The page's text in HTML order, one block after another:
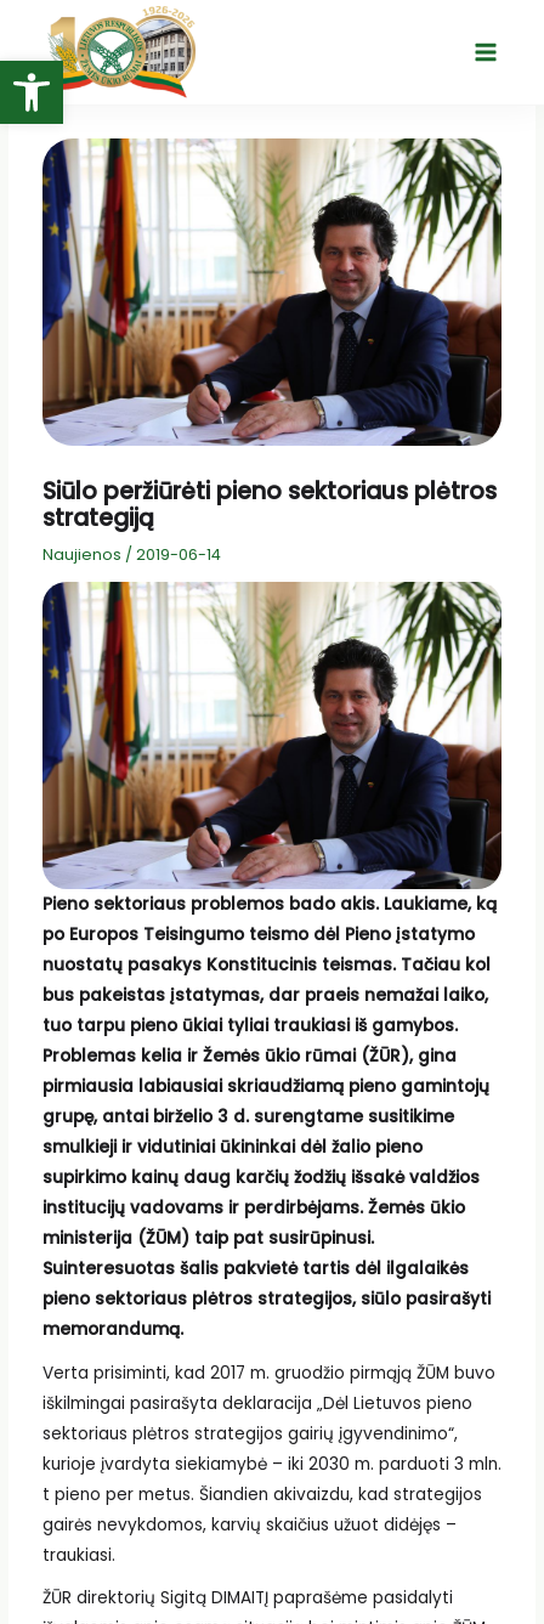
Open toolbar
turinio
Main
Siūlo peržiūrėti pieno sektoriaus plėtros
strategiją
Naujienos / 2019-06-14
Pieno sektoriaus problemos bado akis. Laukiame, ką
po Europos Teisingumo teismo dėl Pieno įstatymo
nuostatų pasakys Konstitucinis teismas. Tačiau kol
bus pakeistas įstatymas, dar praeis nemažai laiko,
tuo tarpu pieno ūkiai tyliai traukiasi iš gamybos.
Problemas kelia ir Žemės ūkio rūmai (ŽŪR), gina
pirmiausia labiausiai skriaudžiamą pieno gamintojų
grupę, antai birželio 3 d. surengtame susitikime
smulkieji ir vidutiniai ūkininkai dėl žalio pieno
supirkimo kainų daug karčių žodžių išsakė valdžios
institucijų vadovams ir perdirbėjams. Žemės ūkio
ministerija (ŽŪM) taip pat susirūpinusi.
Suinteresuotas šalis pakvietė tartis dėl ilgalaikės
pieno sektoriaus plėtros strategijos, siūlo pasirašyti
memorandumą.
Verta prisiminti, kad 2017 m. gruodžio pirmąją ŽŪM buvo
iškilmingai pasirašyta deklaracija „Dėl Lietuvos pieno
sektoriaus plėtros strategijos gairių įgyvendinimo“,
kurioje įvardyta siekiamybė – iki 2030 m. parduoti 3 mln.
t pieno per metus. Šiandien akivaizdu, kad strategijos
gairės nevykdomos, karvių skaičius užuot didėjęs –
traukiasi.
ŽŪR direktorių Sigitą DIMAITĮ paprašėme pasidalyti